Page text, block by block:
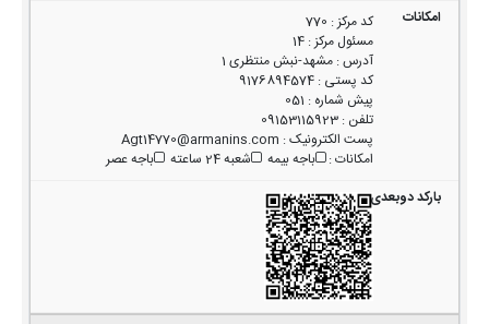
کد مرکز:
770
مسئول مرکز:
14
آدرس:مشهد-نبش منتظری 1
کد پستی :
9176894574
پیش شماره :
051
تلفن :
09153115923
پست الکترونیک:
Agt14770@armanins.com
امکانات: باجه بیمه شعبه 24 ساعته باجه عصر